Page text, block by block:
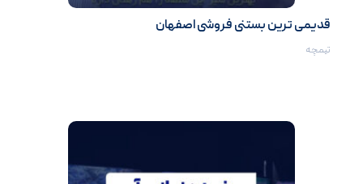
قدیمی ترین بستنی فروشی اصفهان
تیمچه